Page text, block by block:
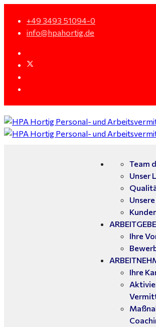
+49 3493 51094-0
info@hpahortig.de
Team
Unser
Ihre
Ihre